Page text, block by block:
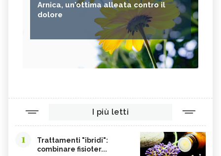
Arnica, un'ottima alleata contro il
dolore
I più letti
1
Trattamenti "ibridi":
combinare fisioter...